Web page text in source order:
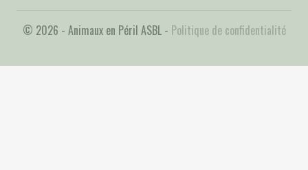
© 2026 - Animaux en Péril ASBL - Politique de confidentialité